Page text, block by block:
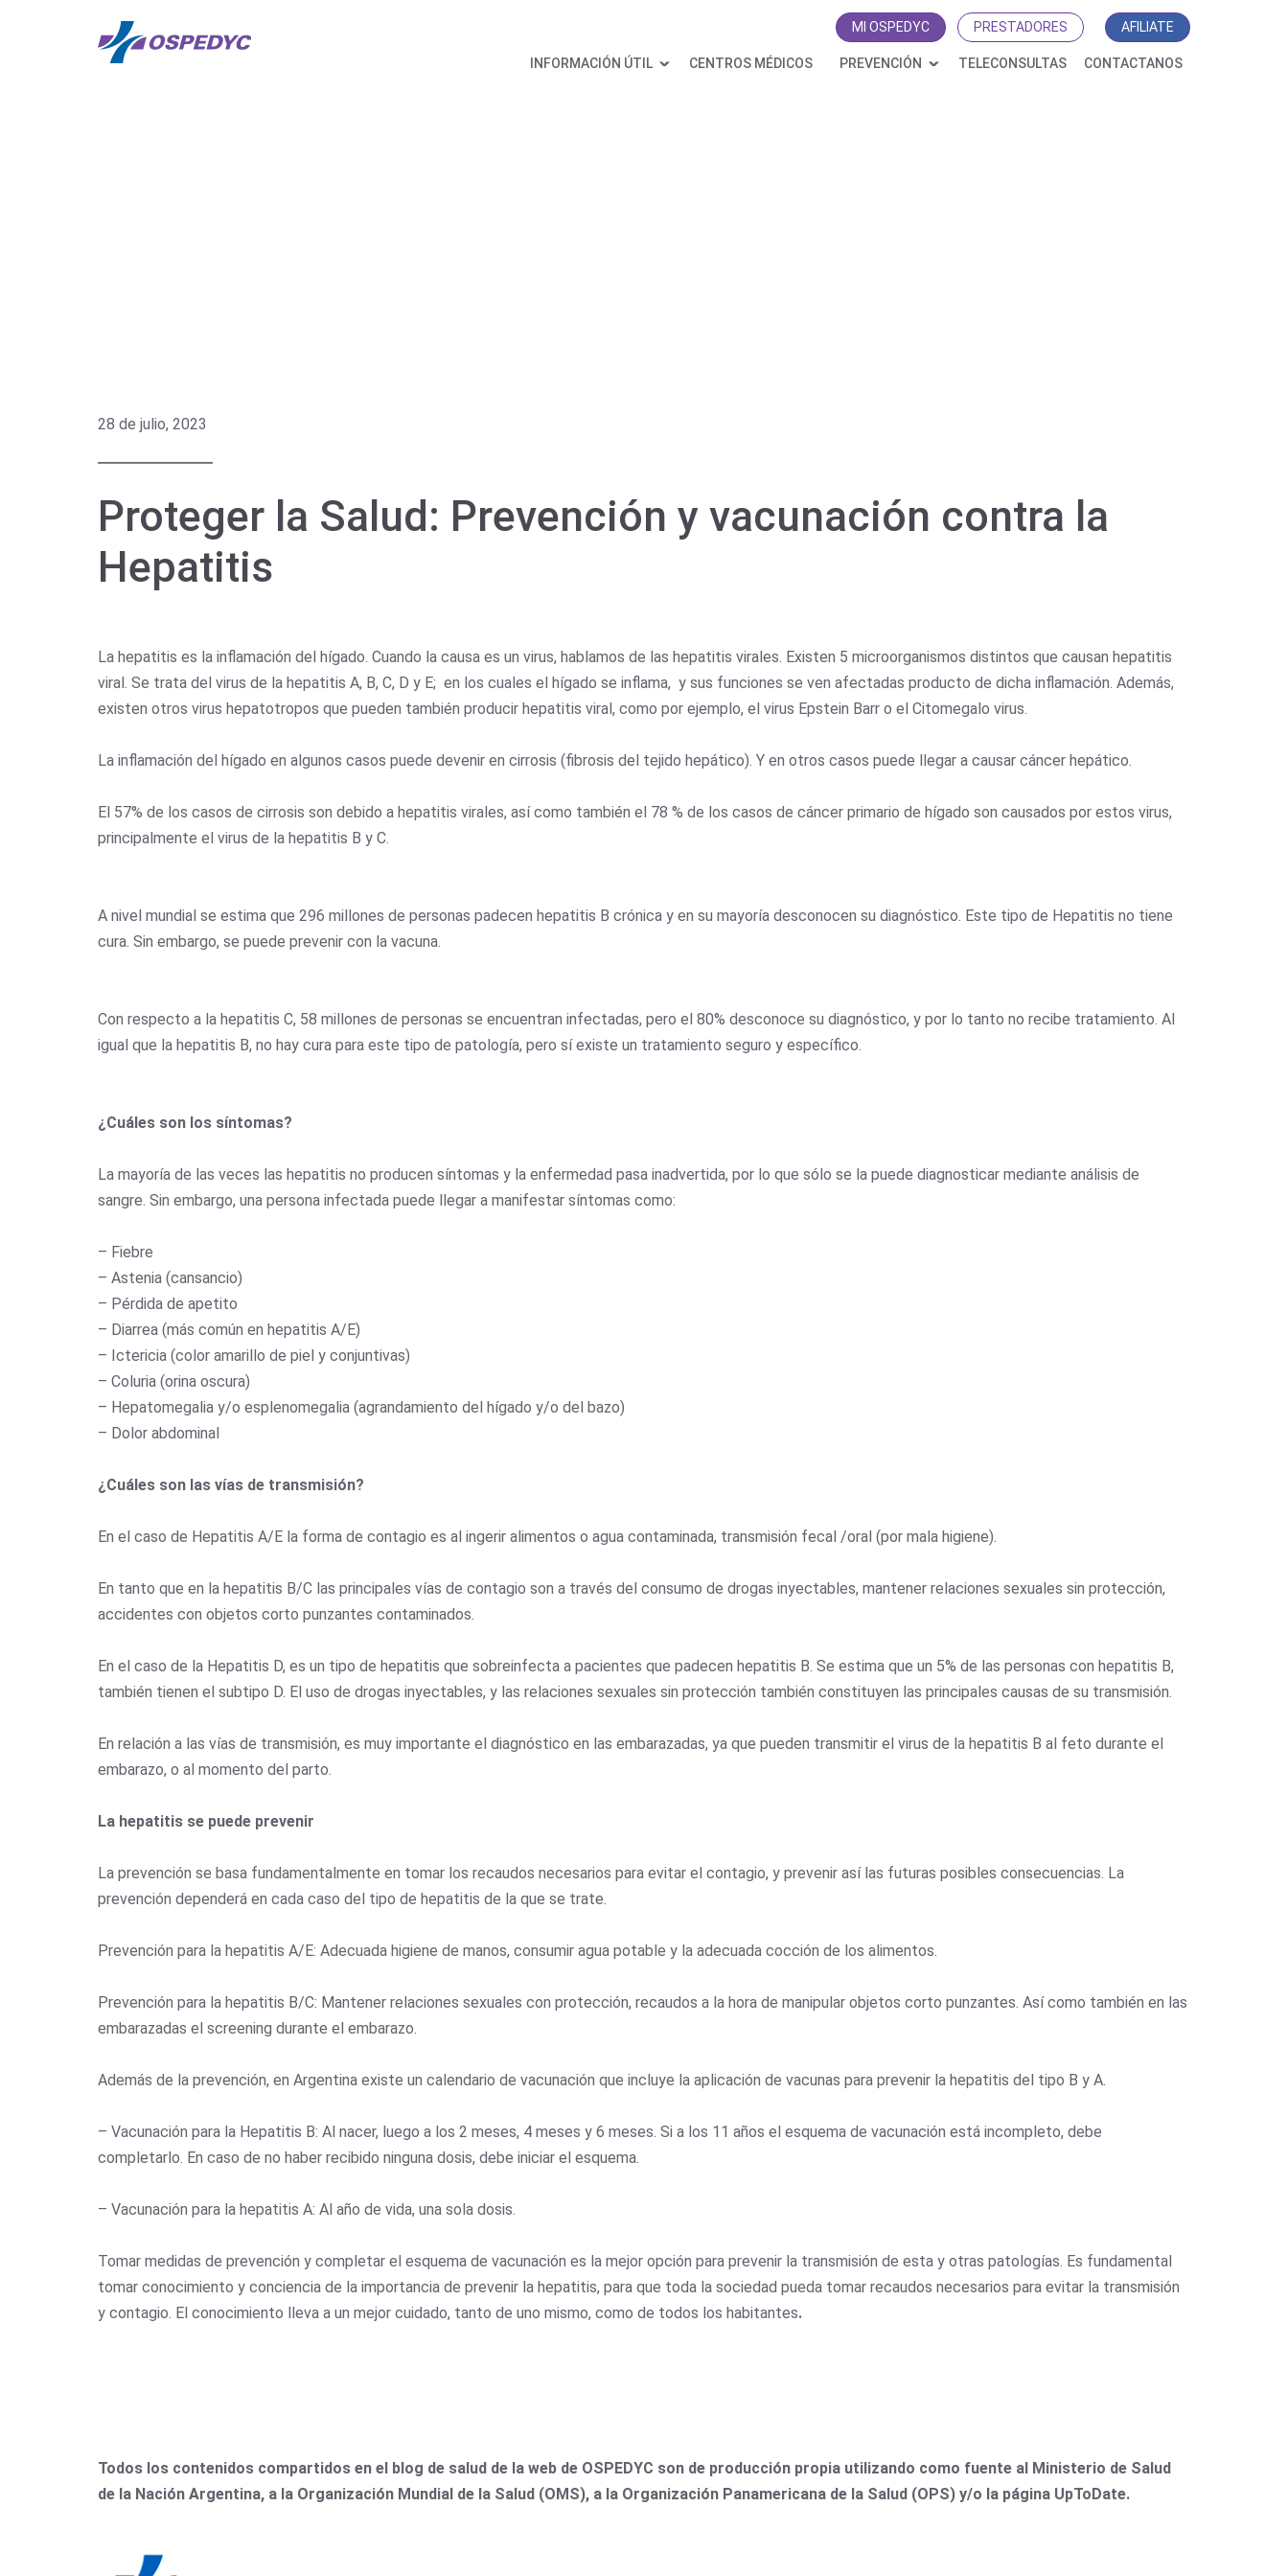
MI OSPEDYC PRESTADORES AFILIATE
INFORMACIÓN ÚTIL CENTROS MÉDICOS PREVENCIÓN TELECONSULTAS CONTACTANOS
28 de julio, 2023
Proteger la Salud: Prevención y vacunación contra la
Hepatitis
La hepatitis es la inflamación del hígado. Cuando la causa es un virus, hablamos de las hepatitis virales. Existen 5 microorganismos distintos que causan hepatitis
viral. Se trata del virus de la hepatitis A, B, C, D y E; en los cuales el hígado se inflama, y sus funciones se ven afectadas producto de dicha inflamación. Además,
existen otros virus hepatotropos que pueden también producir hepatitis viral, como por ejemplo, el virus Epstein Barr o el Citomegalo virus.
La inflamación del hígado en algunos casos puede devenir en cirrosis (fibrosis del tejido hepático). Y en otros casos puede llegar a causar cáncer hepático.
El 57% de los casos de cirrosis son debido a hepatitis virales, así como también el 78 % de los casos de cáncer primario de hígado son causados por estos virus,
principalmente el virus de la hepatitis B y C.
A nivel mundial se estima que 296 millones de personas padecen hepatitis B crónica y en su mayoría desconocen su diagnóstico. Este tipo de Hepatitis no tiene
cura. Sin embargo, se puede prevenir con la vacuna.
Con respecto a la hepatitis C, 58 millones de personas se encuentran infectadas, pero el 80% desconoce su diagnóstico, y por lo tanto no recibe tratamiento. Al
igual que la hepatitis B, no hay cura para este tipo de patología, pero sí existe un tratamiento seguro y específico.
¿Cuáles son los síntomas?
La mayoría de las veces las hepatitis no producen síntomas y la enfermedad pasa inadvertida, por lo que sólo se la puede diagnosticar mediante análisis de
sangre. Sin embargo, una persona infectada puede llegar a manifestar síntomas como:
– Fiebre
– Astenia (cansancio)
– Pérdida de apetito
– Diarrea (más común en hepatitis A/E)
– Ictericia (color amarillo de piel y conjuntivas)
– Coluria (orina oscura)
– Hepatomegalia y/o esplenomegalia (agrandamiento del hígado y/o del bazo)
– Dolor abdominal
¿Cuáles son las vías de transmisión?
En el caso de Hepatitis A/E la forma de contagio es al ingerir alimentos o agua contaminada, transmisión fecal /oral (por mala higiene).
En tanto que en la hepatitis B/C las principales vías de contagio son a través del consumo de drogas inyectables, mantener relaciones sexuales sin protección,
accidentes con objetos corto punzantes contaminados.
En el caso de la Hepatitis D, es un tipo de hepatitis que sobreinfecta a pacientes que padecen hepatitis B. Se estima que un 5% de las personas con hepatitis B,
también tienen el subtipo D. El uso de drogas inyectables, y las relaciones sexuales sin protección también constituyen las principales causas de su transmisión.
En relación a las vías de transmisión, es muy importante el diagnóstico en las embarazadas, ya que pueden transmitir el virus de la hepatitis B al feto durante el
embarazo, o al momento del parto.
La hepatitis se puede prevenir
La prevención se basa fundamentalmente en tomar los recaudos necesarios para evitar el contagio, y prevenir así las futuras posibles consecuencias. La
prevención dependerá en cada caso del tipo de hepatitis de la que se trate.
Prevención para la hepatitis A/E: Adecuada higiene de manos, consumir agua potable y la adecuada cocción de los alimentos.
Prevención para la hepatitis B/C: Mantener relaciones sexuales con protección, recaudos a la hora de manipular objetos corto punzantes. Así como también en las
embarazadas el screening durante el embarazo.
Además de la prevención, en Argentina existe un calendario de vacunación que incluye la aplicación de vacunas para prevenir la hepatitis del tipo B y A.
– Vacunación para la Hepatitis B: Al nacer, luego a los 2 meses, 4 meses y 6 meses. Si a los 11 años el esquema de vacunación está incompleto, debe
completarlo. En caso de no haber recibido ninguna dosis, debe iniciar el esquema.
– Vacunación para la hepatitis A: Al año de vida, una sola dosis.
Tomar medidas de prevención y completar el esquema de vacunación es la mejor opción para prevenir la transmisión de esta y otras patologías. Es fundamental
tomar conocimiento y conciencia de la importancia de prevenir la hepatitis, para que toda la sociedad pueda tomar recaudos necesarios para evitar la transmisión
y contagio. El conocimiento lleva a un mejor cuidado, tanto de uno mismo, como de todos los habitantes.
Todos los contenidos compartidos en el blog de salud de la web de OSPEDYC son de producción propia utilizando como fuente al Ministerio de Salud
de la Nación Argentina, a la Organización Mundial de la Salud (OMS), a la Organización Panamericana de la Salud (OPS) y/o la página UpToDate.